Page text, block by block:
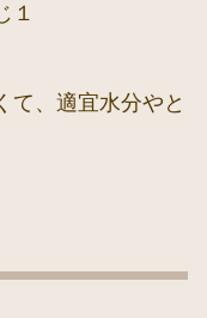
１
て、適宜水分やと